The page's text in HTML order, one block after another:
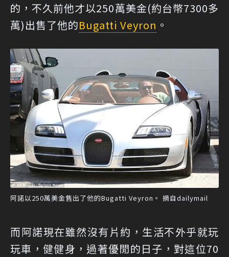
的，不久前他才以250萬美金(約台幣7300多
萬)出售了他的Bugatti Veyron 。
阿諾以250萬美金售出了他的Bugatti Veyron。 摘自dailymail
而阿諾現在雖然沒有片約，生活不外乎就玩
玩車，健健身，過著優閒的日子，對這位70